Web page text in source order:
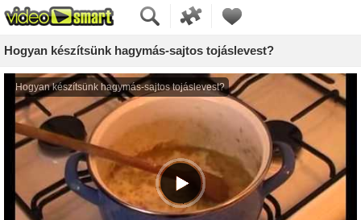
Hogyan készítsünk hagymás-sajtos tojáslevest?